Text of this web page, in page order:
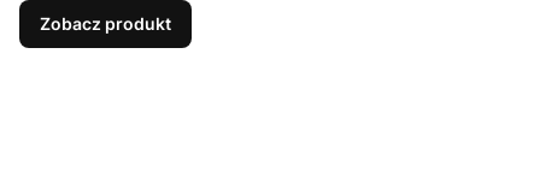
Zobacz produkt